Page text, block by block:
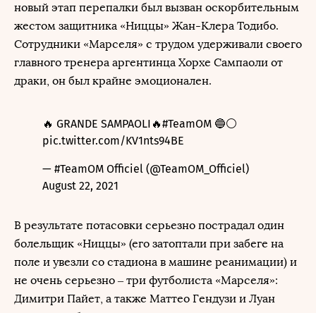
новый этап перепалки был вызван оскорбительным
жестом защитника «Ниццы» Жан-Клера Тодибо.
Сотрудники «Марселя» с трудом удерживали своего
главного тренера аргентинца Хорхе Сампаоли от
драки, он был крайне эмоционален.
🔥 GRANDE SAMPAOLI🔥#TeamOM 🔵⚪️
pic.twitter.com/KV1nts94BE
— #TeamOM Officiel (@TeamOM_Officiel)
August 22, 2021
В результате потасовки серьезно пострадал один
болельщик «Ниццы» (его затоптали при забеге на
поле и увезли со стадиона в машине реанимации) и
не очень серьезно – три футболиста «Марселя»:
Димитри Пайет, а также Маттео Гендузи и Луан